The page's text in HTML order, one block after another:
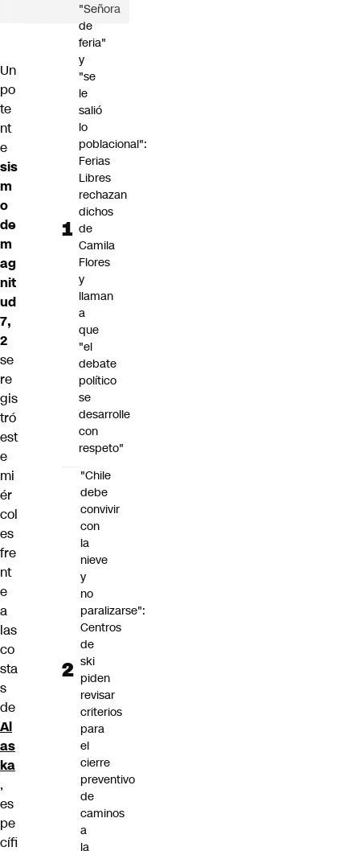
Un
po
te
nt
e
sis
m
o
de
m
ag
nit
ud
7,
2
se
re
gis
tró
est
e
mi
ér
col
es
fre
nt
e
a
las
co
sta
s
de
Al
as
ka
,
es
pe
cífi
"Señora
de
feria"
y
"se
le
salió
lo
poblacional":
Ferias
Libres
rechazan
dichos
de
Camila
Flores
y
llaman
a
que
"el
debate
político
se
desarrolle
con
respeto"
"Chile
debe
convivir
con
la
nieve
y
no
paralizarse":
Centros
de
ski
piden
revisar
criterios
para
el
cierre
preventivo
de
caminos
a
la